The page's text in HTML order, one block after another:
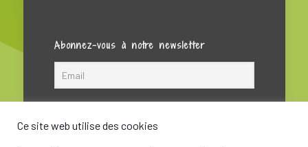
Abonnez-vous à notre newsletter
Ce site web utilise des cookies